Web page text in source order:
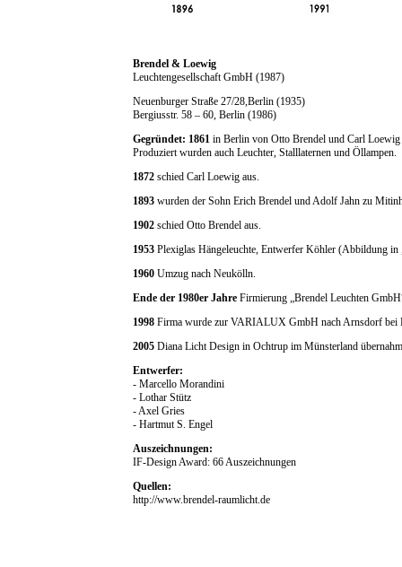
Brendel & Loewig
Leuchtengesellschaft GmbH (1987)
Neuenburger Straße 27/28,Berlin (1935)
Bergiusstr. 58 – 60, Berlin (1986)
Gegründet: 1861 in Berlin von Otto Brendel und Carl
Produziert wurden auch Leuchter, Stalllaternen und Öllampen.
1872 schied Carl Loewig aus.
1893 wurden der Sohn Erich Brendel und Adolf Jahn zu
1902 schied Otto Brendel aus.
1953 Plexiglas Hängeleuchte, Entwerfer Köhler (Abbildung
1960 Umzug nach Neukölln.
Ende der 1980er Jahre Firmierung „Brendel Leuchten
1998 Firma wurde zur VARIALUX GmbH nach Arnsdorf bei
2005 Diana Licht Design in Ochtrup im Münsterland
Entwerfer:
- Marcello Morandini
- Lothar Stütz
- Axel Gries
- Hartmut S. Engel
Auszeichnungen:
IF-Design Award: 66 Auszeichnungen
Quellen:
http://www.brendel-raumlicht.de